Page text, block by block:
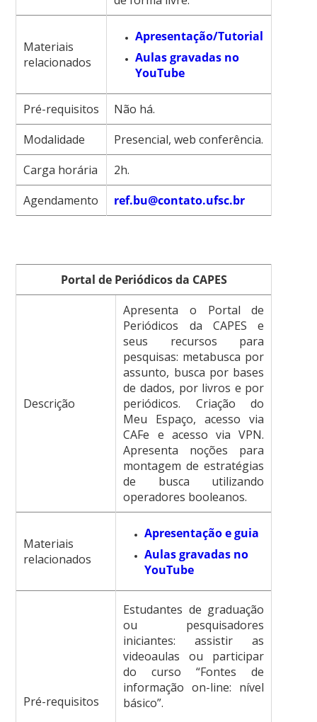
Materiais
relacionados
Apresentação/Tutorial
Aulas gravadas no
YouTube
Pré-requisitos
Não há.
Modalidade
Presencial, web conferência.
Carga horária
2h.
Agendamento
ref.bu@contato.ufsc.br
Portal de Periódicos da CAPES
Descrição
Apresenta o Portal de
Periódicos da CAPES e
seus recursos para
pesquisas: metabusca por
assunto, busca por bases
de dados, por livros e por
periódicos. Criação do
Meu Espaço, acesso via
CAFe e acesso via VPN.
Apresenta noções para
montagem de estratégias
de busca utilizando
operadores booleanos.
Materiais
relacionados
Apresentação e guia
Aulas gravadas no
YouTube
Pré-requisitos
Estudantes de graduação
ou pesquisadores
iniciantes: assistir as
videoaulas ou participar
do curso “Fontes de
informação on-line: nível
básico”.